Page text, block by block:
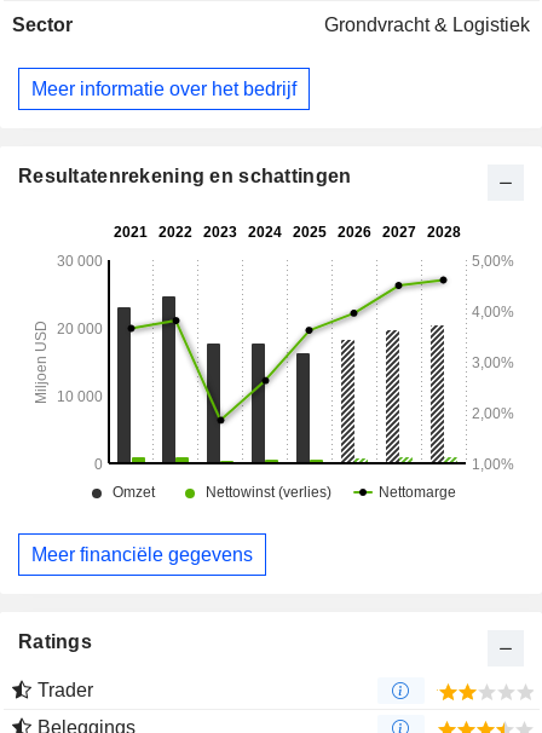
Sector Grondvracht & Logistiek
Meer informatie over het bedrijf
Resultatenrekening en schattingen
Meer financiële gegevens
Ratings
Trader
Beleggings